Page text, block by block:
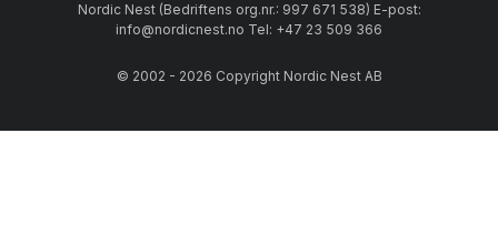
Nordic Nest (Bedriftens org.nr.: 997 671 538) E-post:
info@nordicnest.no Tel: +47 23 509 366
© 2002 - 2026 Copyright Nordic Nest AB